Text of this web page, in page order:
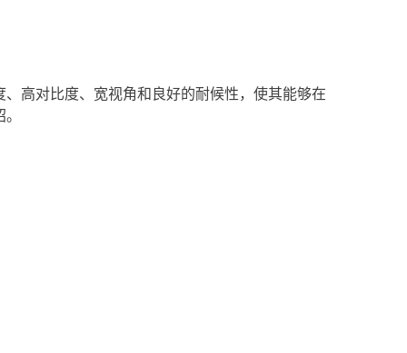
高对比度、宽视角和良好的耐候性，使其能够在